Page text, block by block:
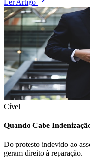
Ler Artigo
Cível
Quando Cabe
Do protesto indevido ao
geram direito à reparação.